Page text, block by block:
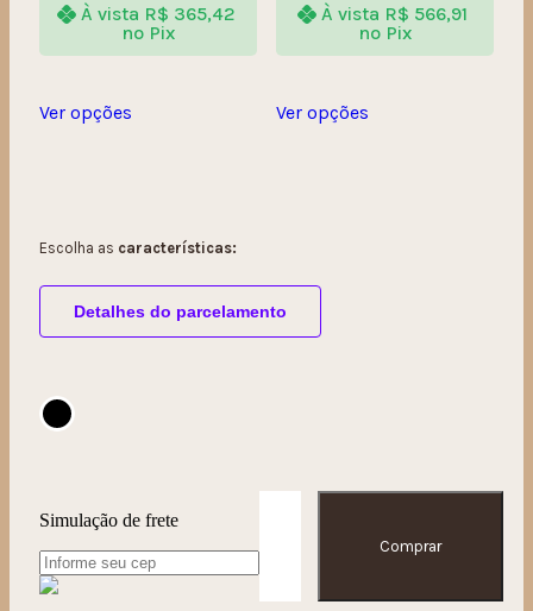
À vista R$ 365,42
no Pix
Ver opções
À vista R$ 566,91
no Pix
Ver opções
Escolha as características:
Detalhes do parcelamento
Simulação de frete
Comprar